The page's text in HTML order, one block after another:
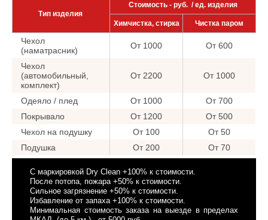
Тип изделия
Стоимость - руб. / ед. изделия
Химчистка, стирка Чистка паром
Чехол
(наматрасник)
От 1000 От 600
Чехол
(автомобильный,
комплект)
От 2200 От 1000
Одеяло / плед От 1000
От 700
Покрывало
От 1200
От 500
Чехол на подушку
От 100
От 50
Подушка
От 200 От 70
C маркировкой Dry Clean +100% к стоимости.
После потопа, пожара +50% к стоимости.
Сильное загрязнение +50% к стоимости.
Избавление от запаха +100% к стоимости.
Минимальная стоимость заказа на выезде в пределах